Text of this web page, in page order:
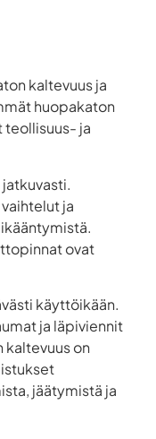
kaltevuus ja
huopakaton
ja
ja
ovat
käyttöikään.
ja läpiviennit
kaltevuus on
jäätymistä ja